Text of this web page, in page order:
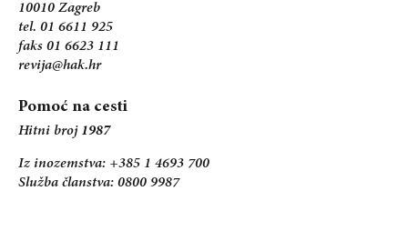
10010 Zagreb
tel. 01 6611 925
faks 01 6623 111
revija@hak.hr
Pomoć na cesti
Hitni broj 1987
Iz inozemstva: +385 1 4693 700
Služba članstva: 0800 9987